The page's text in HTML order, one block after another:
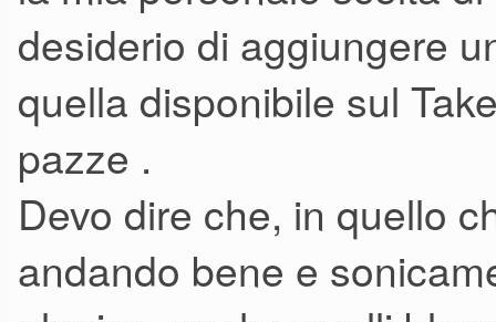
Curiosità 1
Il feeling con i synth (ed in
un fatto personalissimo, che
Ciò premesso, con mia
questo P-800 che con il
via perchè proprio "non mi
desiderio di aggiungere
quella disponibile sul
pazze .
Devo dire che, in quello
andando bene e